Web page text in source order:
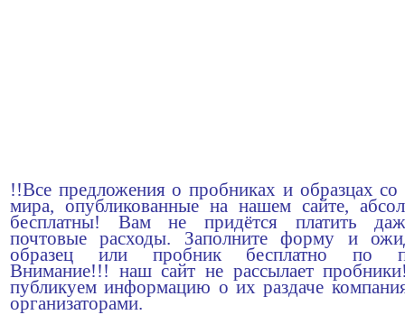
!!Все предложения о пробниках и образцах со
мира, опубликованные на нашем сайте,
бесплатны! Вам не придётся платить
почтовые расходы. Заполните форму и
образец или пробник бесплатно по
Внимание!!! наш сайт не рассылает
публикуем информацию о их раздаче
организаторами.